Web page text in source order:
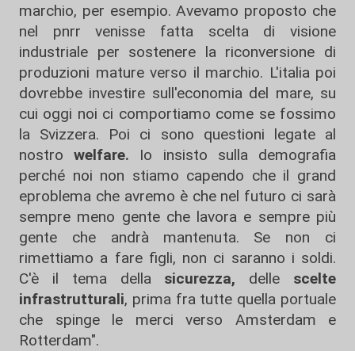
marchio, per esempio. Avevamo proposto che
nel pnrr venisse fatta scelta di visione
industriale per sostenere la riconversione di
produzioni mature verso il marchio. L'italia poi
dovrebbe investire sull'economia del mare, su
cui oggi noi ci comportiamo come se fossimo
la Svizzera. Poi ci sono questioni legate al
nostrowelfare. Io insisto sulla demografia
perché noi non stiamo capendo che il grand
eproblema che avremo è che nel futuro ci sarà
sempre meno gente che lavora e sempre più
gente che andrà mantenuta. Se non ci
rimettiamo a fare figli, non ci saranno i soldi.
C'è il tema della sicurezza, delle scelte
infrastrutturali, prima fra tutte quella portuale
che spinge le merci verso Amsterdam e
Rotterdam".